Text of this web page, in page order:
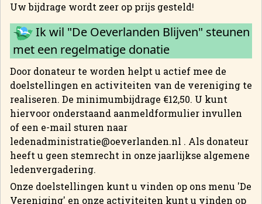
Uw bijdrage wordt zeer op prijs gesteld!
Ik wil "De Oeverlanden Blijven" steunen
met een regelmatige donatie
Door donateur te worden helpt u actief mee de
doelstellingen en activiteiten van de vereniging te
realiseren. De minimumbijdrage €12,50. U kunt
hiervoor onderstaand aanmeldformulier invullen
of een e-mail sturen naar
ledenadministratie@oeverlanden.nl . Als donateur
heeft u geen stemrecht in onze jaarlijkse algemene
ledenvergadering.
Onze doelstellingen kunt u vinden op ons menu 'De
Vereniging' en onze activiteiten kunt u vinden op